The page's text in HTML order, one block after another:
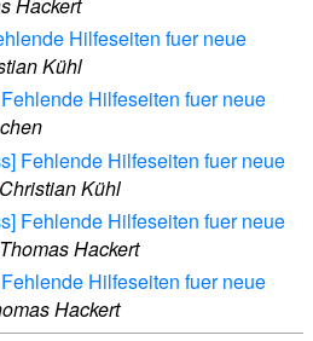
Hilfeseiten fuer neue
Kühl
Hilfeseiten fuer neue
Fehlende Hilfeseiten fuer neue
Christian Kühl
Fehlende Hilfeseiten fuer neue
Thomas Hackert
Hilfeseiten fuer neue
Hackert